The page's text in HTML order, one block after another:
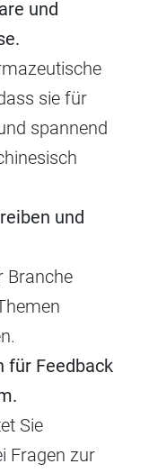
und
sie für
spannend
und
Branche
für Feedback
Sie
Fragen zur